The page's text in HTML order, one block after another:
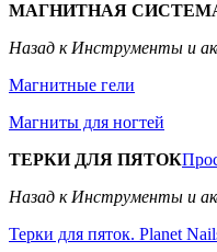
МАГНИТНАЯ
Назад к Инструменты и
Магнитные гели
Магниты для ногтей
ТЕРКИ ДЛЯ ПЯТОК
Назад к Инструменты и
Терки для пяток. Planet